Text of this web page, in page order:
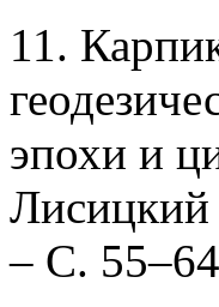
11.
эпохи и
Лисицкий
– С.